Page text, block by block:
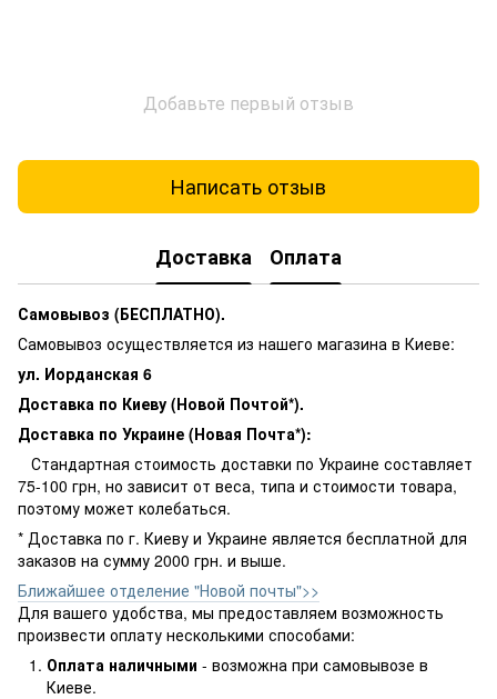
Добавьте первый отзыв
Написать отзыв
Доставка Оплата
Самовывоз (БЕСПЛАТНО).
Самовывоз осуществляется из нашего магазина в Киеве:
ул. Иорданская 6
Доставка по Киеву (Новой Почтой*).
Доставка по Украине (Новая Почта*):
Стандартная стоимость доставки по Украине составляет
75-100 грн, но зависит от веса, типа и стоимости товара,
поэтому может колебаться.
* Доставка по г. Киеву и Украине является бесплатной для
заказов на сумму 2000 грн. и выше.
Ближайшее отделение "Новой почты">>
Для вашего удобства, мы предоставляем возможность
произвести оплату несколькими способами:
Оплата наличными - возможна при самовывозе в
Киеве.